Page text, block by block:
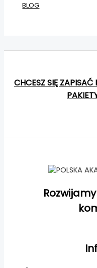
BLOG
CHCESZ SIĘ